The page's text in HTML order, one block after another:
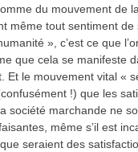
du mouvement de
même tout sentiment de
», c’est ce que
que cela se manifeste
Et le mouvement vital «
!) que les
société marchande ne
même s’il est
seraient des